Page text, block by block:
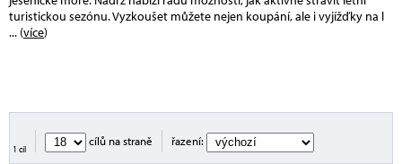
turistickou sezónu. Vyzkoušet můžete nejen koupání, ale i vyjížďky na l
... (více)
1 cíl
cílů na straně řazení: